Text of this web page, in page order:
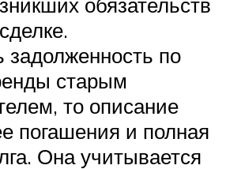
задолженность по
старым
то описание
погашения и полная
Она учитывается